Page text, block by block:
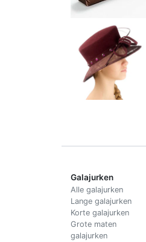
Galajurken
Alle galajurken
Lange galajurken
Korte galajurken
Grote maten
galajurken